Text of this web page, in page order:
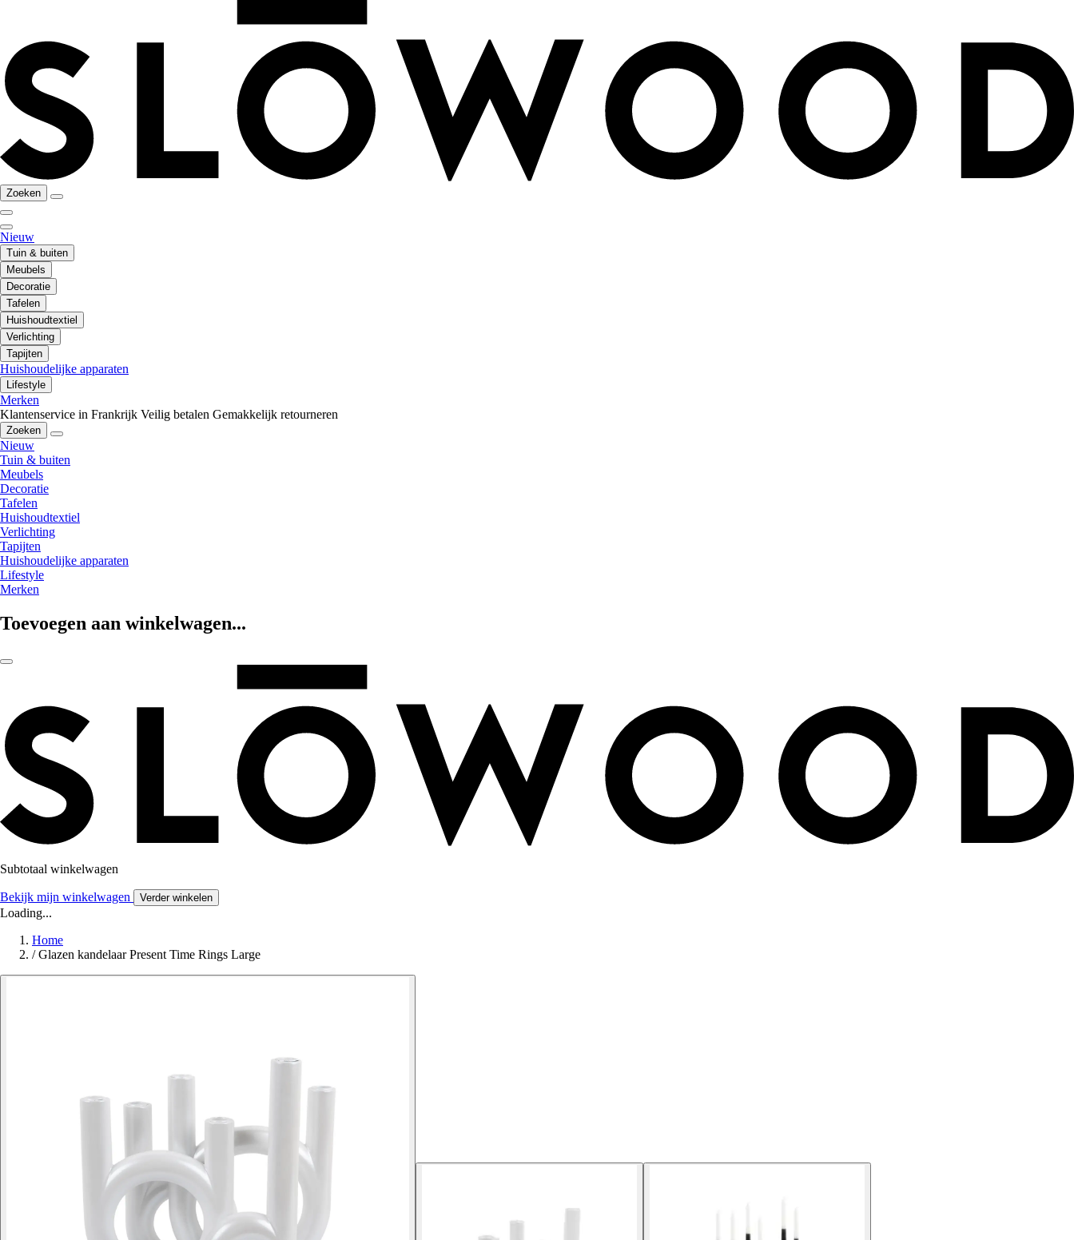
Zoeken
Nieuw
Tuin & buiten
Meubels
Decoratie
Tafelen
Huishoudtextiel
Verlichting
Tapijten
Huishoudelijke apparaten
Lifestyle
Merken
Klantenservice in Frankrijk Veilig betalen Gemakkelijk retourneren
Zoeken
Nieuw
Tuin & buiten
Meubels
Decoratie
Tafelen
Huishoudtextiel
Verlichting
Tapijten
Huishoudelijke apparaten
Lifestyle
Merken
Toevoegen aan winkelwagen...
Subtotaal winkelwagen
Bekijk mijn winkelwagen Verder winkelen
Loading...
Home
/ Glazen kandelaar Present Time Rings Large